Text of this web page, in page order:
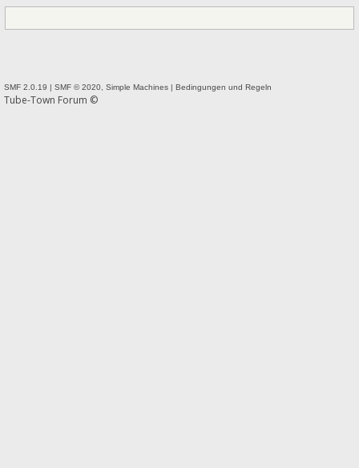
SMF 2.0.19 | SMF © 2020 Simple Machines | Bedingungen und Regeln
Tube-Town Forum ©